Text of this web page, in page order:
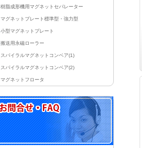
樹脂成形機用マグネットセパレーター
マグネットプレート標準型・強力型
小型マグネットプレート
搬送用永磁ローラー
スパイラルマグネットコンベア(1)
スパイラルマグネットコンベア(2)
マグネットフロータ